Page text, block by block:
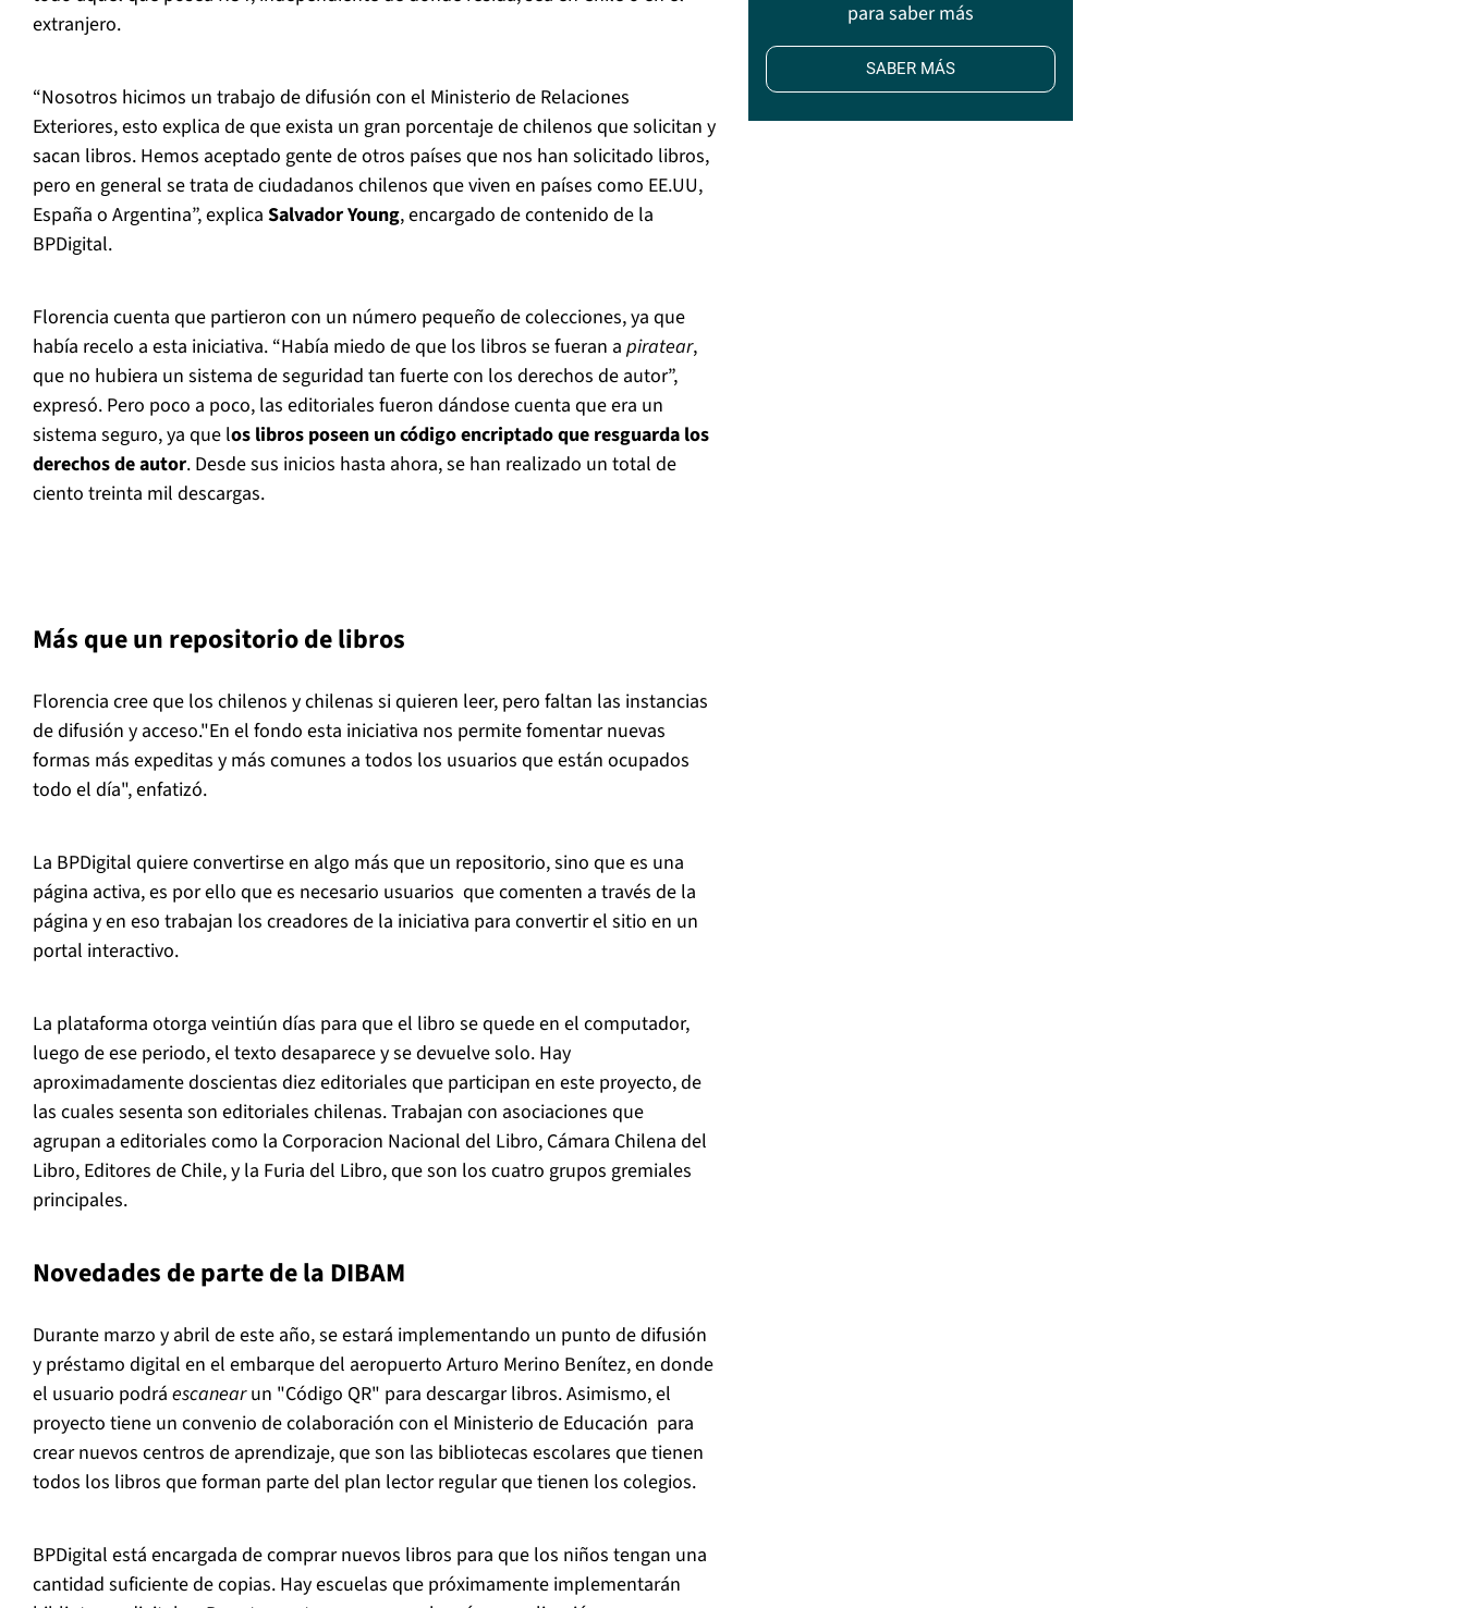
extranjero.
“Nosotros hicimos un trabajo de difusión con el Ministerio de Relaciones
Exteriores, esto explica de que exista un gran porcentaje de chilenos que solicitan y
sacan libros. Hemos aceptado gente de otros países que nos han solicitado libros,
pero en general se trata de ciudadanos chilenos que viven en países como EE.UU,
España o Argentina”, explica Salvador Young, encargado de contenido de la
BPDigital.
Florencia cuenta que partieron con un número pequeño de colecciones, ya que
había recelo a esta iniciativa. “Había miedo de que los libros se fueran a piratear,
que no hubiera un sistema de seguridad tan fuerte con los derechos de autor”,
expresó. Pero poco a poco, las editoriales fueron dándose cuenta que era un
sistema seguro, ya que los libros poseen un código encriptado que resguarda los
derechos de autor. Desde sus inicios hasta ahora, se han realizado un total de
ciento treinta mil descargas.
Más que un repositorio de libros
Florencia cree que los chilenos y chilenas si quieren leer, pero faltan las instancias
de difusión y acceso."En el fondo esta iniciativa nos permite fomentar nuevas
formas más expeditas y más comunes a todos los usuarios que están ocupados
todo el día", enfatizó.
La BPDigital quiere convertirse en algo más que un repositorio, sino que es una
página activa, es por ello que es necesario usuarios que comenten a través de la
página y en eso trabajan los creadores de la iniciativa para convertir el sitio en un
portal interactivo.
La plataforma otorga veintiún días para que el libro se quede en el computador,
luego de ese periodo, el texto desaparece y se devuelve solo. Hay
aproximadamente doscientas diez editoriales que participan en este proyecto, de
las cuales sesenta son editoriales chilenas. Trabajan con asociaciones que
agrupan a editoriales como la Corporacion Nacional del Libro, Cámara Chilena del
Libro, Editores de Chile, y la Furia del Libro, que son los cuatro grupos gremiales
principales.
Novedades de parte de la DIBAM
Durante marzo y abril de este año, se estará implementando un punto de difusión
y préstamo digital en el embarque del aeropuerto Arturo Merino Benítez, en donde
el usuario podrá escanearun "Código QR" para descargar libros. Asimismo, el
proyecto tiene un convenio de colaboración con el Ministerio de Educación para
crear nuevos centros de aprendizaje, que son las bibliotecas escolares que tienen
todos los libros que forman parte del plan lector regular que tienen los colegios.
BPDigital está encargada de comprar nuevos libros para que los niños tengan una
cantidad suficiente de copias. Hay escuelas que próximamente implementarán
para saber más
SABER MÁS